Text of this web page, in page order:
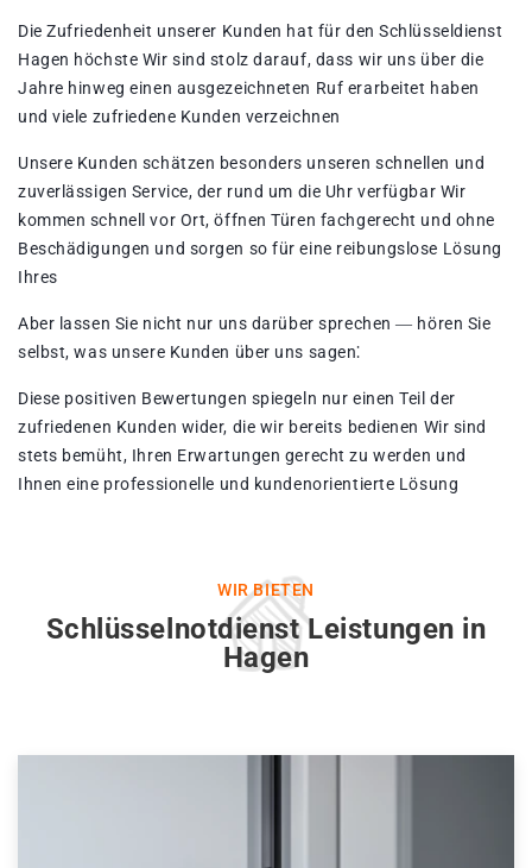
Die Zufriedenheit unserer Kunden hat für den Schlüsseldienst
Hagen höchste Wir sind stolz darauf, dass wir uns über die
Jahre hinweg einen ausgezeichneten Ruf erarbeitet haben
und viele zufriedene Kunden verzeichnen
Unsere Kunden schätzen besonders unseren schnellen und
zuverlässigen Service, der rund um die Uhr verfügbar Wir
kommen schnell vor Ort, öffnen Türen fachgerecht und ohne
Beschädigungen und sorgen so für eine reibungslose Lösung
Ihres
Aber lassen Sie nicht nur uns darüber sprechen ― hören Sie
selbst, was unsere Kunden über uns sagen⁚
Diese positiven Bewertungen spiegeln nur einen Teil der
zufriedenen Kunden wider, die wir bereits bedienen Wir sind
stets bemüht, Ihren Erwartungen gerecht zu werden und
Ihnen eine professionelle und kundenorientierte Lösung
WIR BIETEN
Schlüsselnotdienst Leistungen in
Hagen